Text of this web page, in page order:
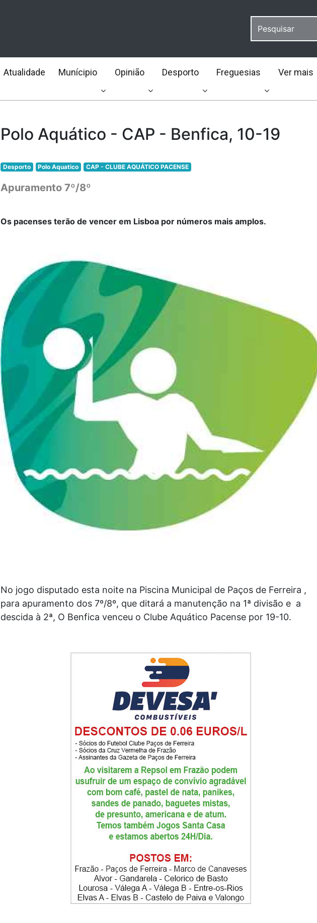
Atualidade Munícipio Opinião Desporto Freguesias Ver mais
Polo Aquático - CAP - Benfica, 10-19
Desporto Polo Aquatico CAP - CLUBE AQUÁTICO PACENSE
Apuramento 7º/8º
Os pacenses terão de vencer em Lisboa por números mais amplos.
No jogo disputado esta noite na Piscina Municipal de Paços de Ferreira ,
para apuramento dos 7º/8º, que ditará a manutenção na 1ª divisão e a
descida à 2ª, O Benfica venceu o Clube Aquático Pacense por 19-10.